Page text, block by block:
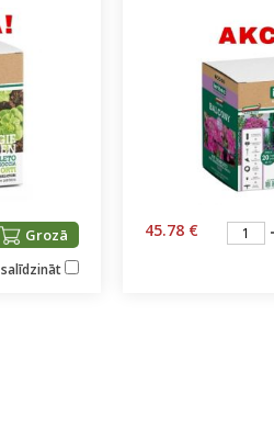
Grozā
salīdzināt
45.78 €